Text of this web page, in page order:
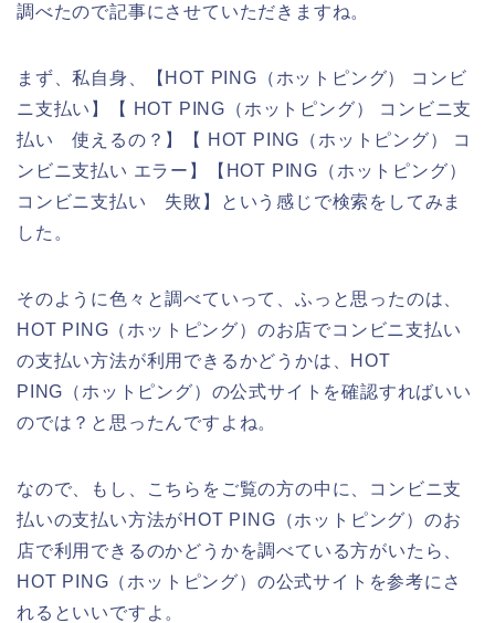
調べたので記事にさせていただきますね。
まず、私自身、【HOT PING（ホットピング） コンビ
ニ支払い】【 HOT PING（ホットピング） コンビニ支
払い 使えるの？】【 HOT PING（ホットピング） コ
ンビニ支払い エラー】【HOT PING（ホットピング）
コンビニ支払い 失敗】という感じで検索をしてみま
した。
そのように色々と調べていって、ふっと思ったのは、
HOT PING（ホットピング）のお店でコンビニ支払い
の支払い方法が利用できるかどうかは、HOT
PING（ホットピング）の公式サイトを確認すればいい
のでは？と思ったんですよね。
なので、もし、こちらをご覧の方の中に、コンビニ支
払いの支払い方法がHOT PING（ホットピング）のお
店で利用できるのかどうかを調べている方がいたら、
HOT PING（ホットピング）の公式サイトを参考にさ
れるといいですよ。